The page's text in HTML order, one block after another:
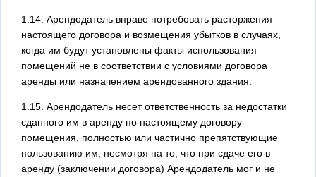
1.14. Арендодатель вправе потребовать расторжения
настоящего договора и возмещения убытков в случаях,
когда им будут установлены факты использования
помещений не в соответствии с условиями договора
аренды или назначением арендованного здания.
1.15. Арендодатель несет ответственность за недостатки
сданного им в аренду по настоящему договору
помещения, полностью или частично препятствующие
пользованию им, несмотря на то, что при сдаче его в
аренду (заключении договора) Арендодатель мог и не